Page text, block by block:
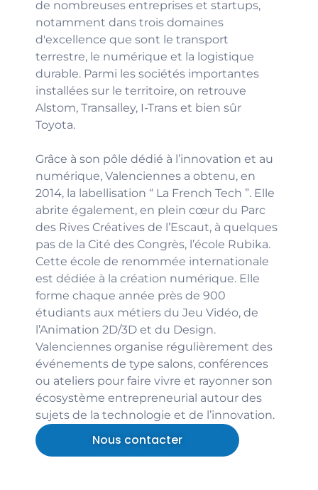
de nombreuses entreprises et startups,
notamment dans trois domaines
d'excellence que sont le transport
terrestre, le numérique et la logistique
durable. Parmi les sociétés importantes
installées sur le territoire, on retrouve
Alstom, Transalley, I-Trans et bien sûr
Toyota.
Grâce à son pôle dédié à l’innovation et au
numérique, Valenciennes a obtenu, en
2014, la labellisation “ La French Tech ”. Elle
abrite également, en plein cœur du Parc
des Rives Créatives de l’Escaut, à quelques
pas de la Cité des Congrès, l’école Rubika.
Cette école de renommée internationale
est dédiée à la création numérique. Elle
forme chaque année près de 900
étudiants aux métiers du Jeu Vidéo, de
l’Animation 2D/3D et du Design.
Valenciennes organise régulièrement des
événements de type salons, conférences
ou ateliers pour faire vivre et rayonner son
écosystème entrepreneurial autour des
sujets de la technologie et de l’innovation.
Nous contacter